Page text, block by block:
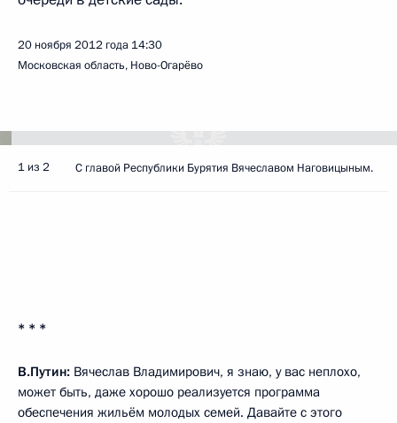
20 ноября 2012 года 14:30
Московская область, Ново-Огарёво
1 из 2 С главой Республики Бурятия Вячеславом Наговицыным.
* * *
В.Путин: Вячеслав Владимирович, я знаю, у вас неплохо,
может быть, даже хорошо реализуется программа
обеспечения жильём молодых семей. Давайте с этого